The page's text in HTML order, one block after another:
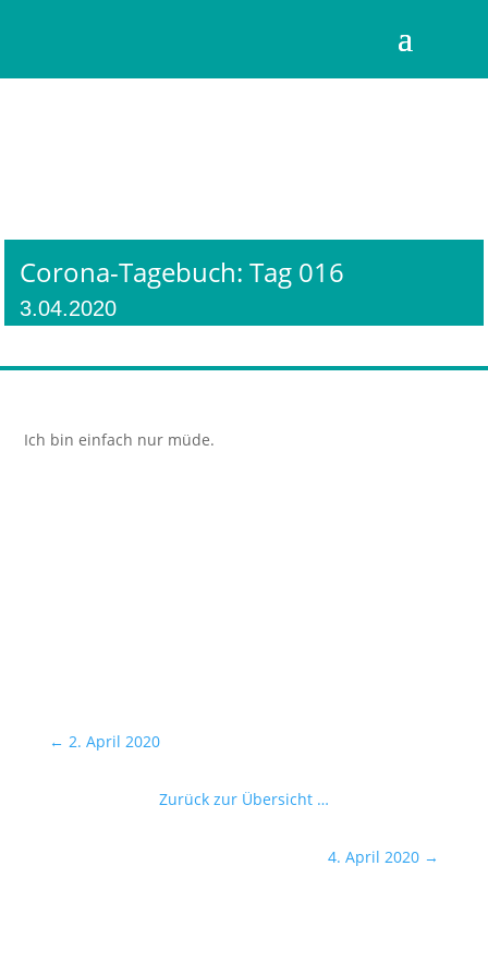
Corona-Tagebuch: Tag 016
3.04.2020
Ich bin einfach nur müde.
← 2. April 2020
Zurück zur Übersicht …
4. April 2020 →